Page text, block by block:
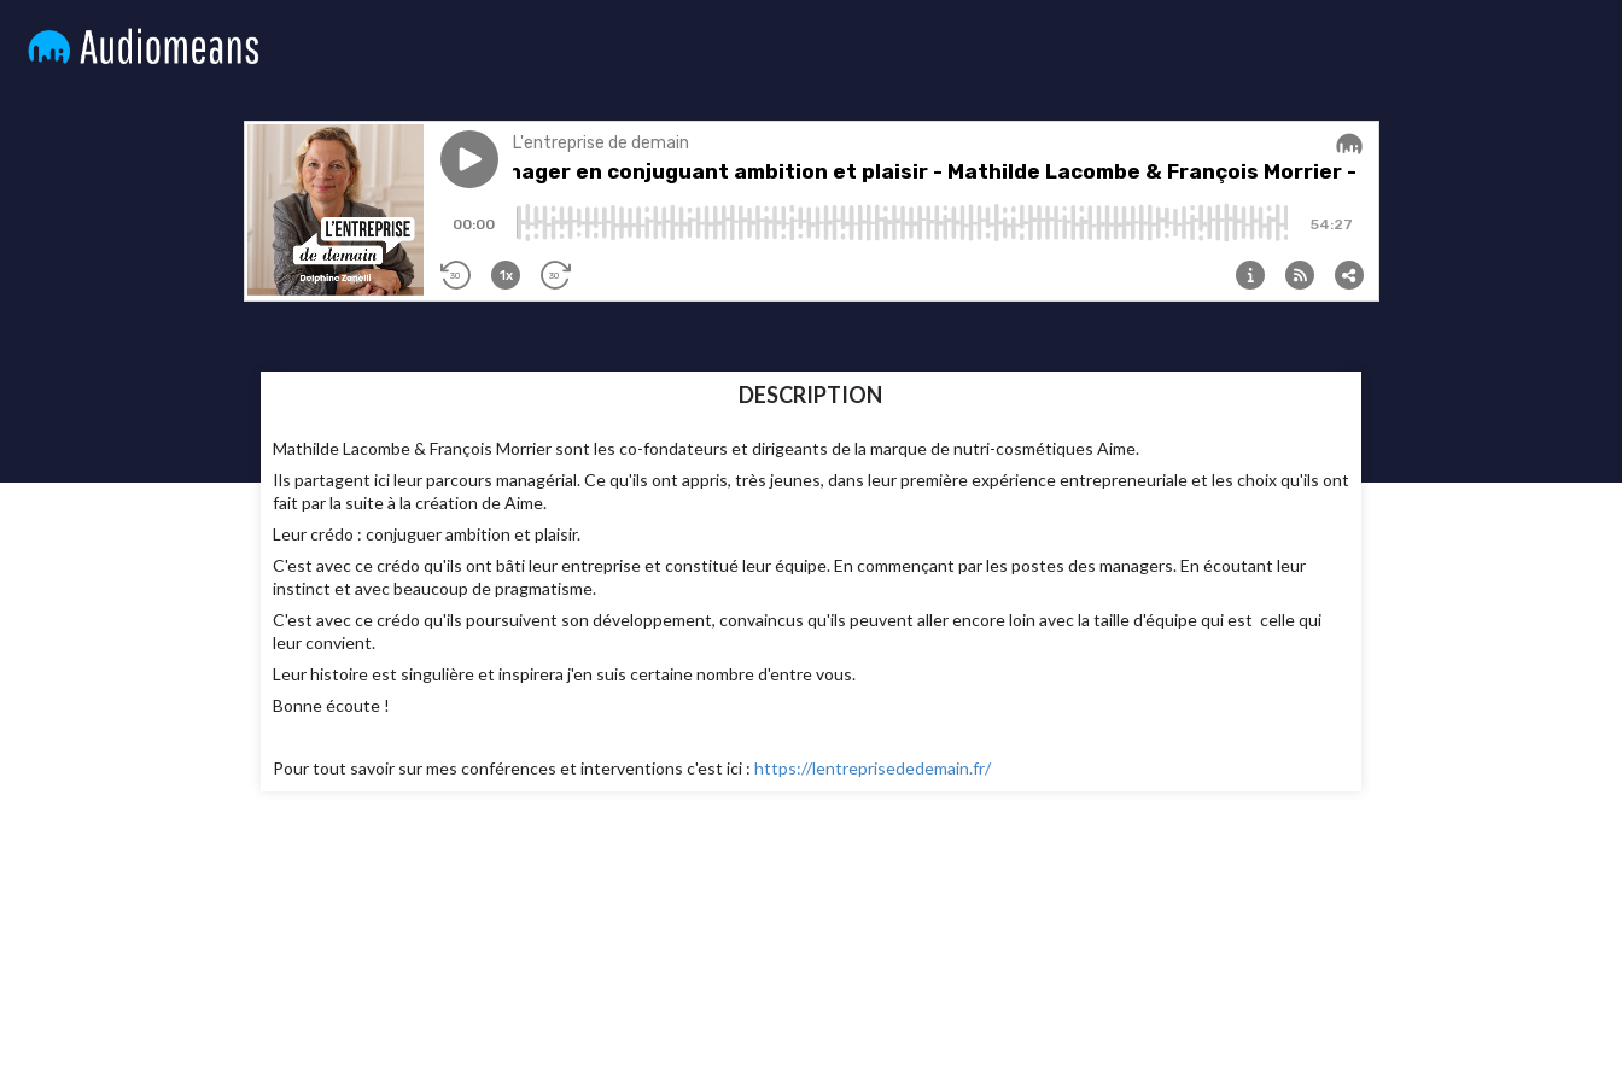
DESCRIPTION
Mathilde Lacombe & François Morrier sont les co-fondateurs et dirigeants de la marque de nutri-cosmétiques Aime.
Ils partagent ici leur parcours managérial. Ce qu'ils ont appris, très jeunes, dans leur première expérience entrepreneuriale et les choix qu'ils ont
fait par la suite à la création de Aime.
Leur crédo : conjuguer ambition et plaisir.
C'est avec ce crédo qu'ils ont bâti leur entreprise et constitué leur équipe. En commençant par les postes des managers. En écoutant leur
instinct et avec beaucoup de pragmatisme.
C'est avec ce crédo qu'ils poursuivent son développement, convaincus qu'ils peuvent aller encore loin avec la taille d'équipe qui est celle qui
leur convient.
Leur histoire est singulière et inspirera j'en suis certaine nombre d'entre vous.
Bonne écoute !
Pour tout savoir sur mes conférences et interventions c'est ici : https://lentreprisededemain.fr/